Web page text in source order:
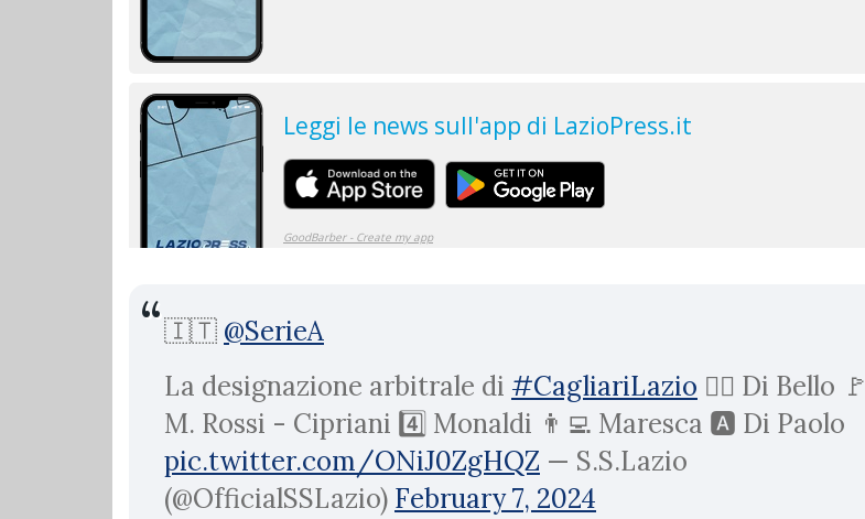
🇮🇹 @SerieA
La designazione arbitrale di #CagliariLazio 👮‍♂️ Di Bello 🚩
M. Rossi - Cipriani 4️⃣ Monaldi 👨‍💻 Maresca 🅰️ Di Paolo
pic.twitter.com/ONiJ0ZgHQZ — S.S.Lazio
(@OfficialSSLazio) February 7, 2024